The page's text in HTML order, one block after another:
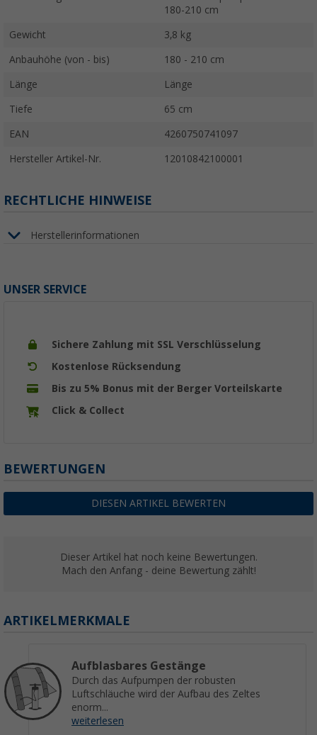
180-210 cm
Gewicht 3,8 kg
Anbauhöhe (von - bis) 180 - 210 cm
Länge Länge
Tiefe 65 cm
EAN 4260750741097
Hersteller Artikel-Nr. 12010842100001
RECHTLICHE HINWEISE
Herstellerinformationen
UNSER SERVICE
Sichere Zahlung mit SSL Verschlüsselung
Kostenlose Rücksendung
Bis zu 5% Bonus mit der Berger Vorteilskarte
Click & Collect
BEWERTUNGEN
DIESEN ARTIKEL BEWERTEN
Dieser Artikel hat noch keine Bewertungen.
Mach den Anfang - deine Bewertung zählt!
ARTIKELMERKMALE
Aufblasbares Gestänge
Durch das Aufpumpen der robusten
Luftschläuche wird der Aufbau des Zeltes
enorm...
weiterlesen